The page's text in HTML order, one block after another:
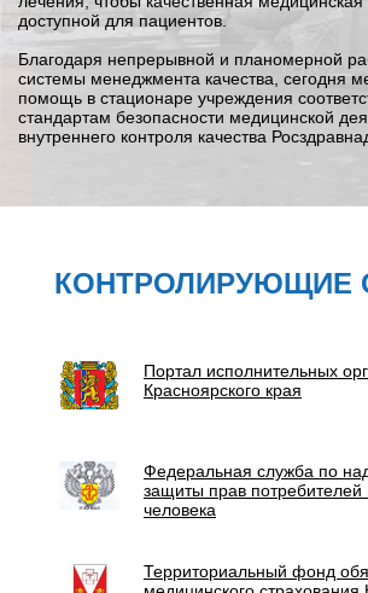
доступной для пациентов.
Благодаря непрерывной и планомерной
системы менеджмента качества, сегодня
помощь в стационаре учреждения
стандартам безопасности медицинской
внутреннего контроля качества
КОНТРОЛИРУЮЩИЕ
Портал исполнительных
Красноярского края
Федеральная служба по
защиты прав потребителей
человека
Территориальный фонд